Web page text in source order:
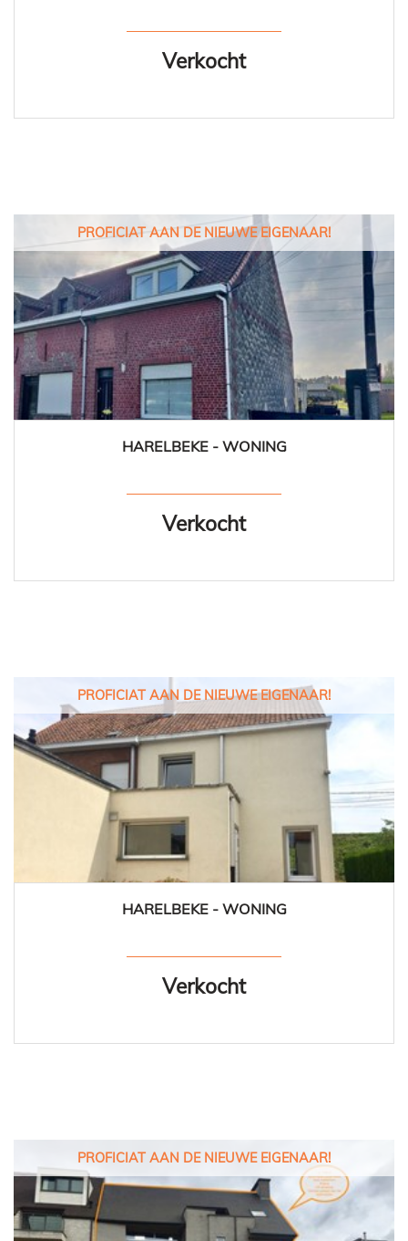
Verkocht
PROFICIAT AAN DE NIEUWE EIGENAAR!
3 1 Ja
HARELBEKE - WONING
Verkocht
PROFICIAT AAN DE NIEUWE EIGENAAR!
160 m² 3 1
HARELBEKE - WONING
Verkocht
PROFICIAT AAN DE NIEUWE EIGENAAR!